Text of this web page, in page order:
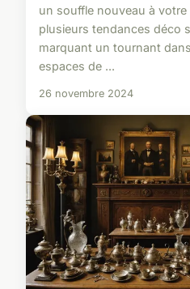
un souffle nouveau à votre
plusieurs tendances déco
marquant un tournant
espaces de ...
26 novembre 2024